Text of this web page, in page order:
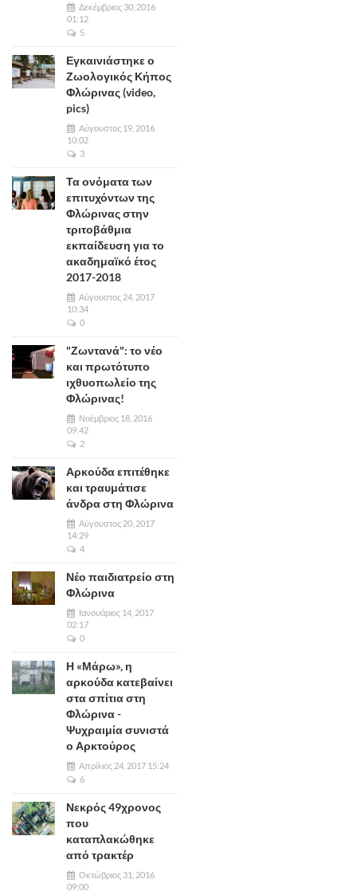
Δεκέμβριος 30, 2016
01:12
5
Εγκαινιάστηκε ο
Ζωολογικός Κήπος
Φλώρινας (video,
pics)
Αύγουστος 19, 2016
10:02
3
Τα ονόματα των
επιτυχόντων της
Φλώρινας στην
τριτοβάθμια
εκπαίδευση για το
ακαδημαϊκό έτος
2017-2018
Αύγουστος 24, 2017
10:34
0
"Ζωντανά": το νέο
και πρωτότυπο
ιχθυοπωλείο της
Φλώρινας!
Νοέμβριος 18, 2016
09:42
2
Αρκούδα επιτέθηκε
και τραυμάτισε
άνδρα στη Φλώρινα
Αύγουστος 20, 2017
14:29
4
Νέο παιδιατρείο στη
Φλώρινα
Ιανουάριος 14, 2017
02:17
0
Η «Μάρω», η
αρκούδα κατεβαίνει
στα σπίτια στη
Φλώρινα -
Ψυχραιμία συνιστά
ο Αρκτούρος
Απρίλιος 24, 2017 15:24
6
Νεκρός 49χρονος
που
καταπλακώθηκε
από τρακτέρ
Οκτώβριος 31, 2016
09:00